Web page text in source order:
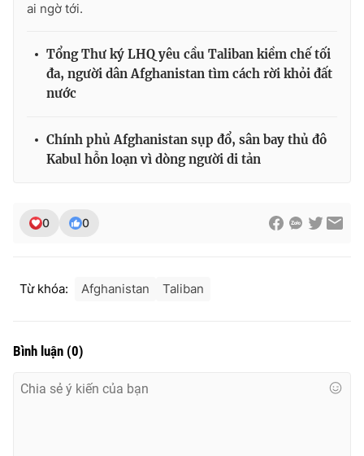
ai ngờ tới.
Tổng Thư ký LHQ yêu cầu Taliban kiềm chế tối
đa, người dân Afghanistan tìm cách rời khỏi đất
nước
Chính phủ Afghanistan sụp đổ, sân bay thủ đô
Kabul hỗn loạn vì dòng người di tản
0 0
Từ khóa: Afghanistan Taliban
Bình luận (0)